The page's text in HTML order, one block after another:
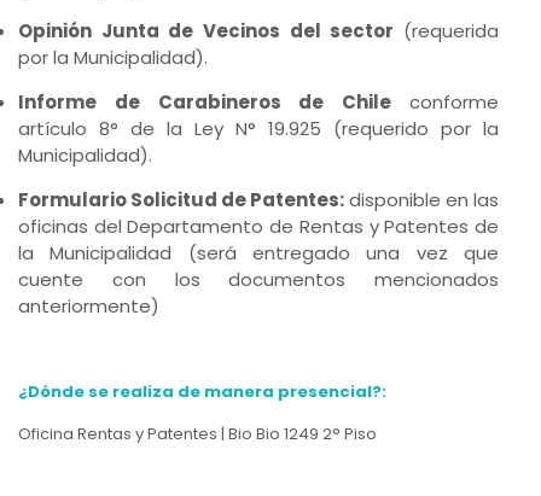
Opinión Junta de Vecinos del sector (requerida
por la Municipalidad).
Informe de Carabineros de Chile conforme
artículo 8° de la Ley N° 19.925 (requerido por la
Municipalidad).
Formulario Solicitud de Patentes:disponible en las
oficinas del Departamento de Rentas y Patentes de
la Municipalidad (será entregado una vez que
cuente con los documentos mencionados
anteriormente)
¿Dónde se realiza de manera presencial?:
Oficina Rentas y Patentes | Bio Bio 1249 2° Piso